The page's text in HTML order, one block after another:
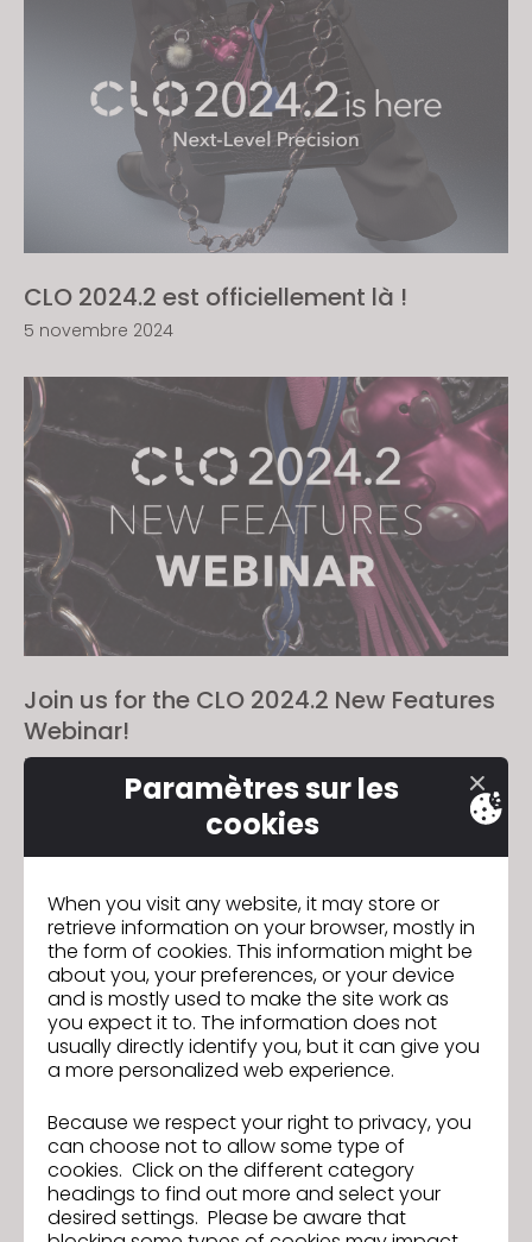
CLO 2024.2 est officiellement là !
5 novembre 2024
Join us for the CLO 2024.2 New Features
Webinar!
5 novembre 2024
Atelier de formation rendu et animation
9-10/12
5 novembre 2024
Paramètres sur les
cookies
When you visit any website, it may store or
retrieve information on your browser, mostly in
the form of cookies. This information might be
about you, your preferences, or your device
and is mostly used to make the site work as
you expect it to. The information does not
usually directly identify you, but it can give you
a more personalized web experience.
Because we respect your right to privacy, you
can choose not to allow some type of
cookies. Click on the different category
headings to find out more and select your
desired settings. Please be aware that